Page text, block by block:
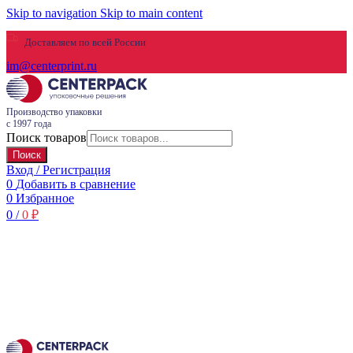
Skip to navigation Skip to main content
Доставляем по всей России
im@centerprint.ru
Производство упаковки
с 1997 года
Поиск товаров
Поиск
Вход / Регистрация
0 Добавить в сравнение
0 Избранное
0 / 0 ₽